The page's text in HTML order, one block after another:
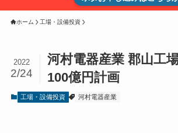
ホーム 工場・設備投資
河村電器産業 郡山工
100億円計画
2022
2/24
工場・設備投資 河村電器産業